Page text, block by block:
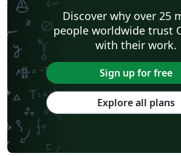
Discover why over 25
people worldwide trust
with their work.
Sign up for free
Explore all plans